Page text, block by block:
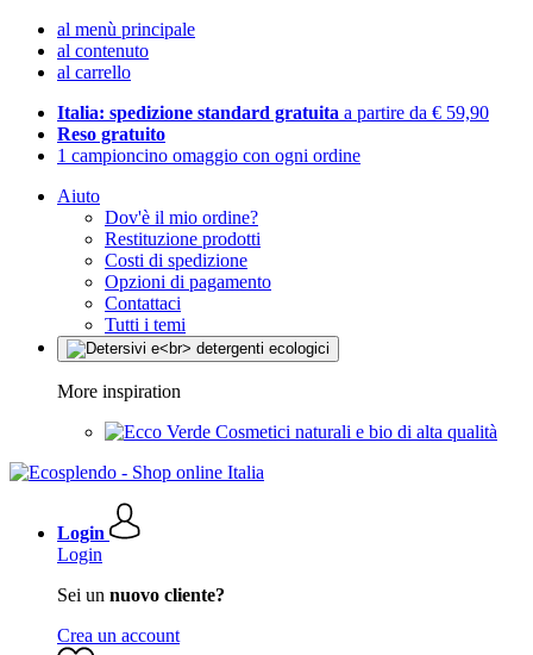
al menù principale
al contenuto
al carrello
Italia: spedizione standard gratuita a partire da € 59,90
Reso gratuito
1 campioncino omaggio con ogni ordine
Aiuto
Dov'è il mio ordine?
Restituzione prodotti
Costi di spedizione
Opzioni di pagamento
Contattaci
Tutti i temi
More inspiration
Cosmetici naturali e bio di alta qualità
Login
Login
Sei un nuovo cliente?
Crea un account